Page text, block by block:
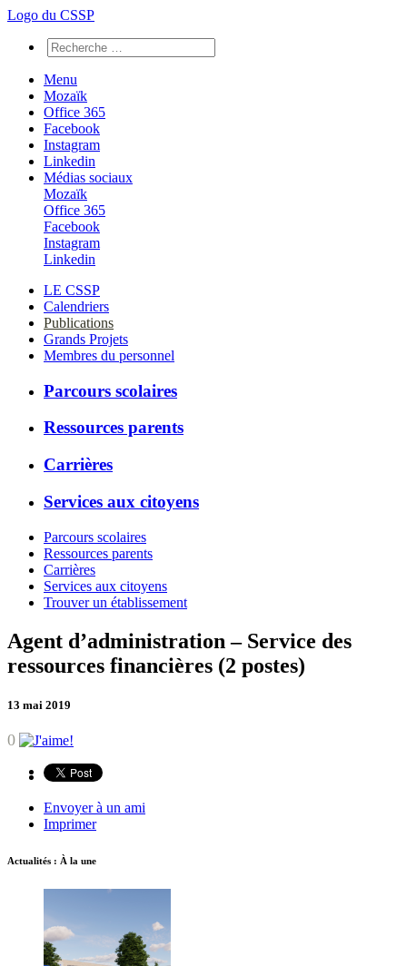
Logo du CSSP
Menu
Mozaïk
Office 365
Facebook
Instagram
Linkedin
Médias sociaux
Mozaïk
Office 365
Facebook
Instagram
Linkedin
LE CSSP
Calendriers
Publications
Grands Projets
Membres du personnel
Parcours scolaires
Ressources parents
Carrières
Services aux citoyens
Parcours scolaires
Ressources parents
Carrières
Services aux citoyens
Trouver un établissement
Agent d’administration – Service des
ressources financières (2 postes)
13 mai 2019
0
Envoyer à un ami
Imprimer
Actualités : À la une